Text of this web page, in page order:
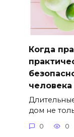
Когда
человека
дом не
0 0